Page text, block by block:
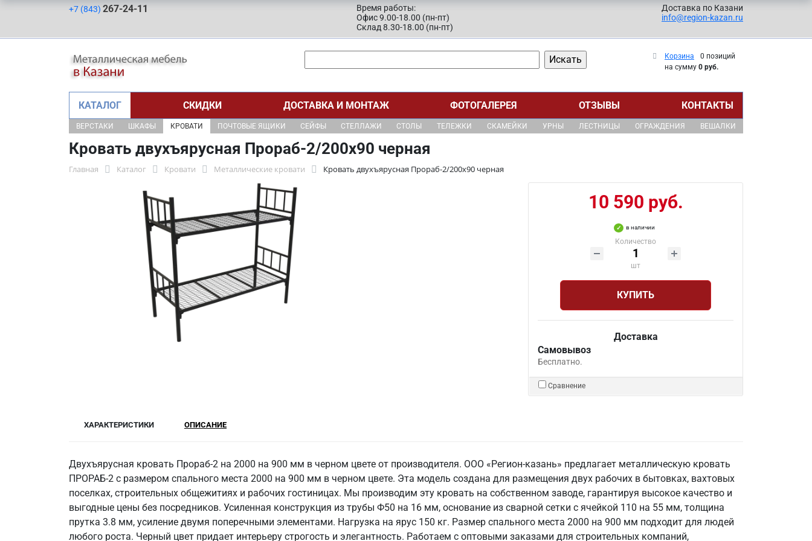
+7 (843) 267-24-11
Время работы:
Офис 9.00-18.00 (пн-пт)
Склад 8.30-18.00 (пн-пт)
Доставка по Казани
info@region-kazan.ru
Корзина
0 позиций
на сумму 0 руб.
КАТАЛОГ СКИДКИ ДОСТАВКА И МОНТАЖ ФОТОГАЛЕРЕЯ ОТЗЫВЫ КОНТАКТЫ
ВЕРСТАКИ ШКАФЫ КРОВАТИ ПОЧТОВЫЕ ЯЩИКИ СЕЙФЫ СТЕЛЛАЖИ СТОЛЫ ТЕЛЕЖКИ СКАМЕЙКИ УРНЫ ЛЕСТНИЦЫ ОГРАЖДЕНИЯ ВЕШАЛКИ
Кровать двухъярусная Прораб-2/200х90 черная
Главная Каталог Кровати Металлические кровати Кровать двухъярусная Прораб-2/200х90 черная
10 590 руб.
в наличии
Количество
шт
КУПИТЬ
Доставка
Самовывоз
Бесплатно.
Сравнение
ХАРАКТЕРИСТИКИ ОПИСАНИЕ
Двухъярусная кровать Прораб-2 на 2000 на 900 мм в черном цвете от производителя. ООО «Регион-казань» предлагает металлическую кровать
ПРОРАБ-2 с размером спального места 2000 на 900 мм в черном цвете. Эта модель создана для размещения двух рабочих в бытовках, вахтовых
поселках, строительных общежитиях и рабочих гостиницах. Мы производим эту кровать на собственном заводе, гарантируя высокое качество и
выгодные цены без посредников. Усиленная конструкция из трубы Ф50 на 16 мм, основание из сварной сетки с ячейкой 110 на 55 мм, толщина
прутка 3.8 мм, усиление двумя поперечными элементами. Нагрузка на ярус 150 кг. Размер спального места 2000 на 900 мм подходит для людей
любого роста. Черный цвет придает интерьеру строгость и элегантность. Работаем с оптовыми заказами для строительных компаний,